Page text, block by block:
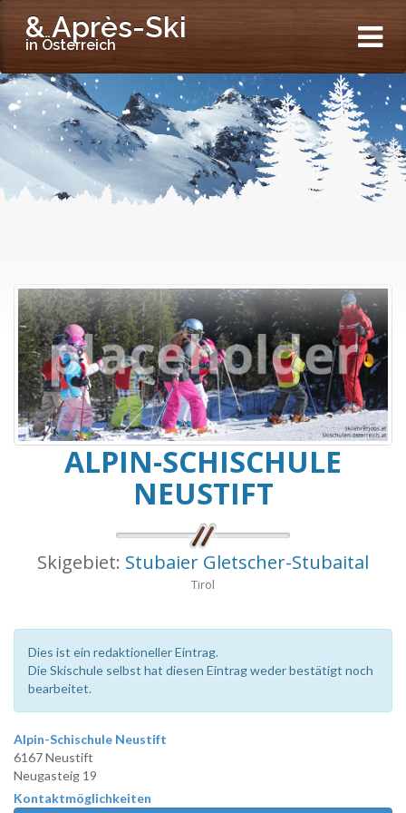
& Après-Ski
in Österreich
ALPIN-SCHISCHULE
NEUSTIFT
Skigebiet: Stubaier Gletscher-Stubaital
Tirol
Dies ist ein redaktioneller Eintrag.
Die Skischule selbst hat diesen Eintrag weder bestätigt noch
bearbeitet.
Alpin-Schischule Neustift
6167 Neustift
Neugasteig 19
Kontaktmöglichkeiten